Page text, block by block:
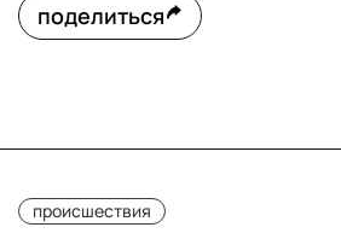
поделиться
происшествия